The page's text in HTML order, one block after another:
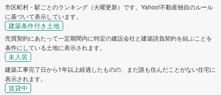
市区町村・駅ごとのランキング（火曜更新）です。Yahoo!不動産独自のルール
に基づいて表示しています。
建築条件付き土地
売買契約にあたって一定期間内に特定の建設会社と建築請負契約を結ぶことを
条件にしている土地に表示されます。
未入居
建築工事完了日から1年以上経過したものの、まだ誰も住んだことがない住宅に
表示されます。
賃貸中